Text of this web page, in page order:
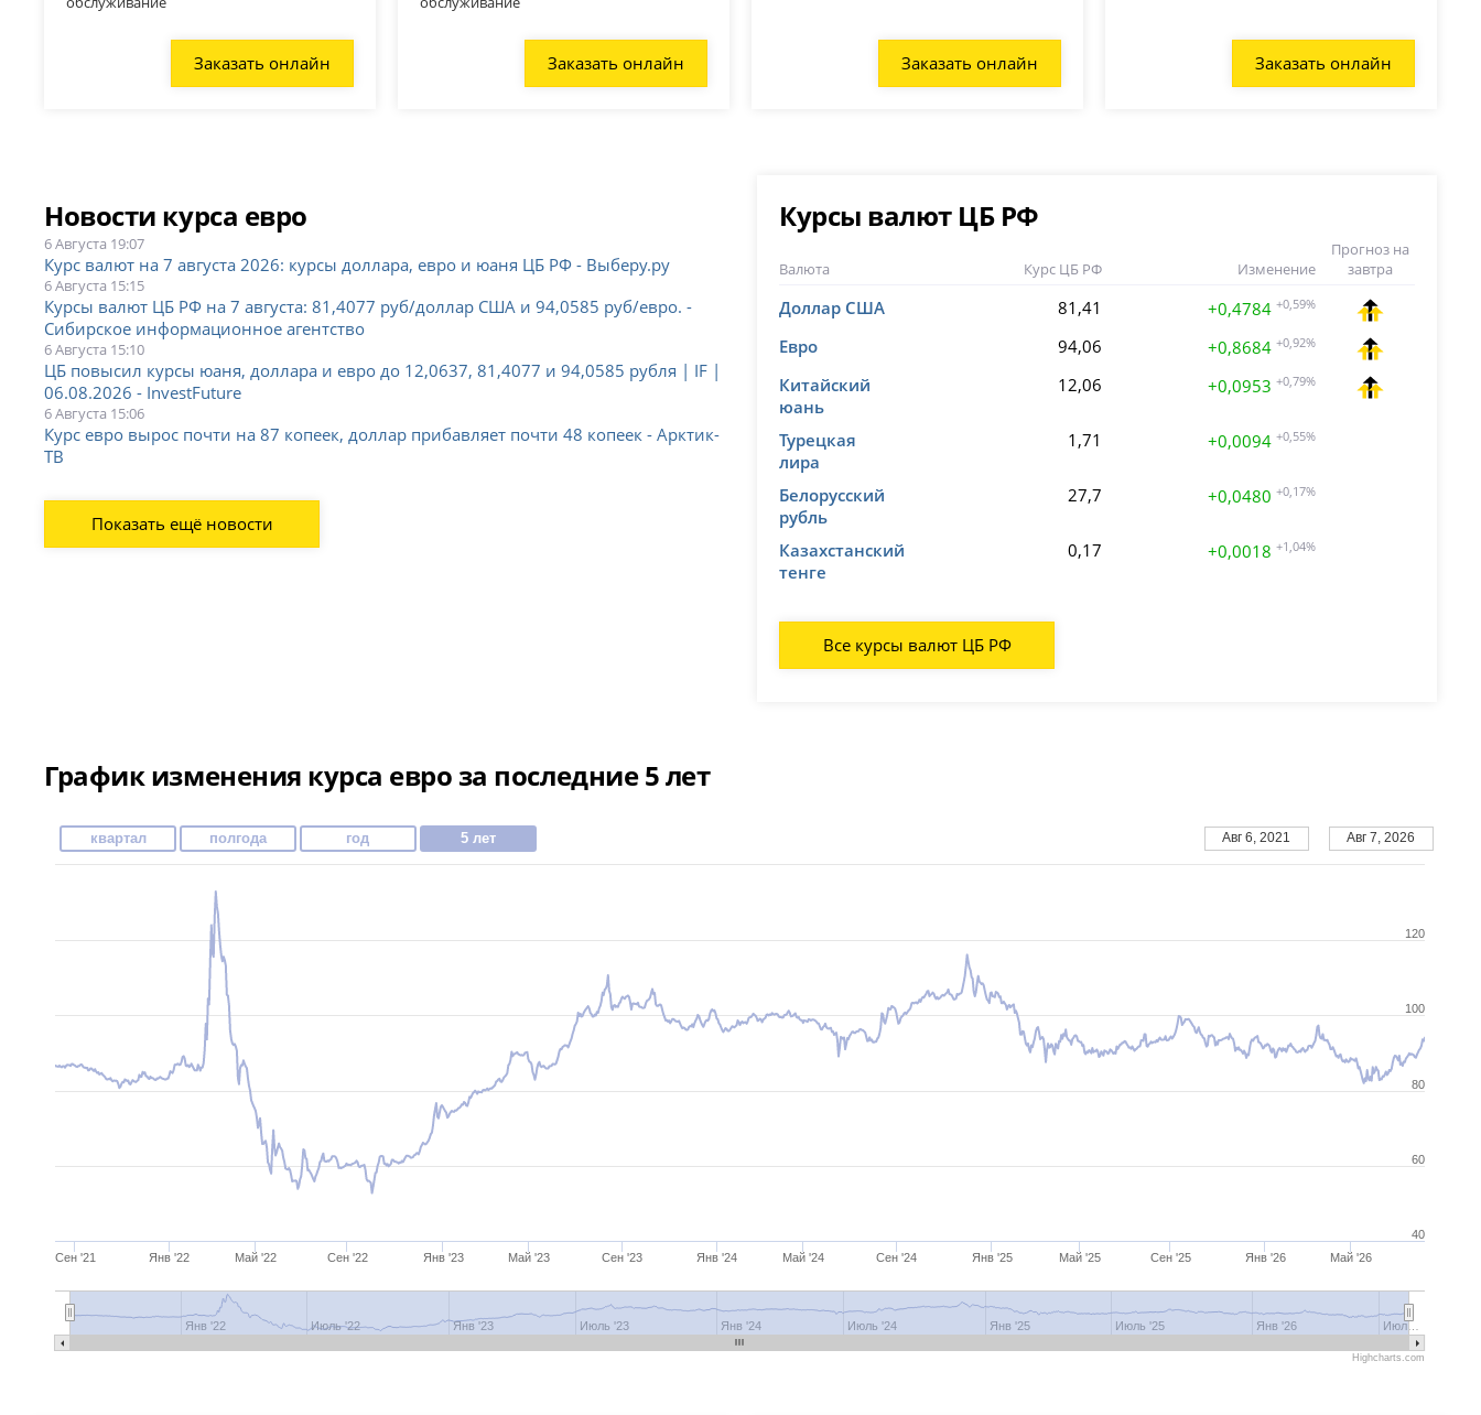
Заказать онлайн Заказать онлайн Заказать онлайн Заказать онлайн
Новости курса евро
6 Августа 19:07
Курс валют на 7 августа 2026: курсы доллара, евро и юаня ЦБ РФ - Выберу.ру
6 Августа 15:15
Курсы валют ЦБ РФ на 7 августа: 81,4077 руб/доллар США и 94,0585 руб/евро. -
Сибирское информационное агентство
6 Августа 15:10
ЦБ повысил курсы юаня, доллара и евро до 12,0637, 81,4077 и 94,0585 рубля | IF |
06.08.2026 - InvestFuture
6 Августа 15:06
Курс евро вырос почти на 87 копеек, доллар прибавляет почти 48 копеек - Арктик-
ТВ
Показать ещё новости
Курсы валют ЦБ РФ
Валюта Курс ЦБ РФ Изменение
Прогноз на
завтра
Доллар США 81,41 +0,4784 +0,59%
Евро 94,06 +0,8684 +0,92%
Китайский
юань
12,06 +0,0953 +0,79%
Турецкая
лира
1,71 +0,0094 +0,55%
Белорусский
рубль
27,7 +0,0480 +0,17%
Казахстанский
тенге
0,17 +0,0018 +1,04%
Все курсы валют ЦБ РФ
График изменения курса евро за последние 5 лет
Сен '21 Янв '22 Май '22 Сен '22 Янв '23 Май '23 Сен '23 Янв '24 Май '24 Сен '24 Янв '25 Май '25 Сен '25 Янв '26 Май '26
Янв '22 Июль '22 Янв '23 Июль '23 Янв '24 Июль '24 Янв '25 Июль '25 Янв '26 Июл…
40
60
80
100
120
квартал полгода год 5 лет Авг 6, 2021 Авг 7, 2026
Highcharts.com